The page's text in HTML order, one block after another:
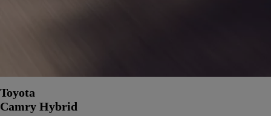
Toyota
Camry Hybrid